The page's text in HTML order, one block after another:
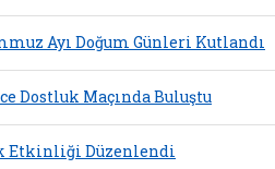
Ayı Doğum Günleri Kutlandı
Dostluk Maçında Buluştu
Etkinliği Düzenlendi